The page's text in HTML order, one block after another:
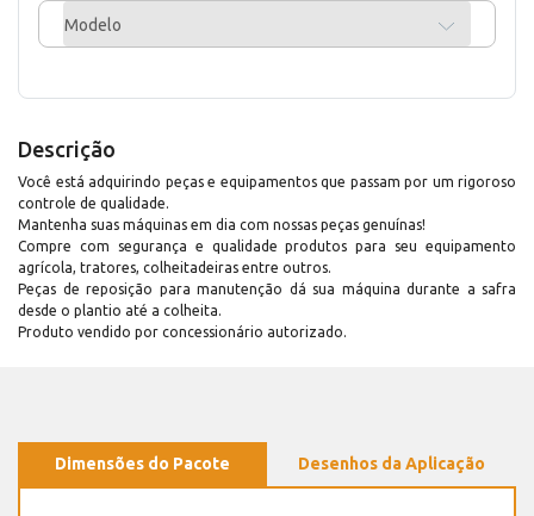
Modelo
Descrição
Você está adquirindo peças e equipamentos que passam por um rigoroso
controle de qualidade.
Mantenha suas máquinas em dia com nossas peças genuínas!
Compre com segurança e qualidade produtos para seu equipamento
agrícola, tratores, colheitadeiras entre outros.
Peças de reposição para manutenção dá sua máquina durante a safra
desde o plantio até a colheita.
Produto vendido por concessionário autorizado.
Dimensões do Pacote Desenhos da Aplicação